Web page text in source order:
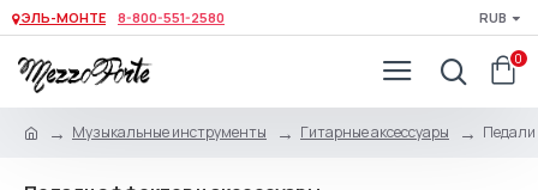
ЭЛЬ-МОНТЕ 8-800-551-2580 RUB
0
Музыкальные инструменты Гитарные аксессуары Педали